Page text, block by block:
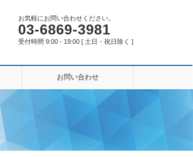
お気軽にお問い合わせください。
03-6869-3981
受付時間 9:00 - 19:00 [ 土日・祝日除く ]
お問い合わせ